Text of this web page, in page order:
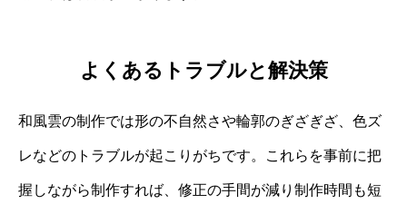
よくあるトラブルと解決策
和風雲の制作では形の不自然さや輪郭のぎざぎざ、色ズ
レなどのトラブルが起こりがちです。これらを事前に把
握しながら制作すれば、修正の手間が減り制作時間も短